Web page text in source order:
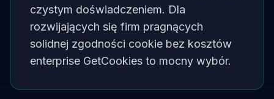
czystym doświadczeniem. Dla
rozwijających się firm pragnących
solidnej zgodności cookie bez kosztów
enterprise GetCookies to mocny wybór.